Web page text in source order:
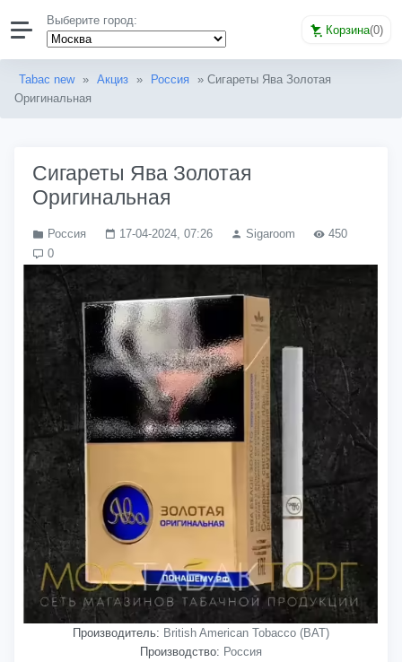
Выберите город:
Корзина(0)
Tabac new » Акциз » Россия
» Сигареты Ява Золотая
Оригинальная
Сигареты Ява Золотая
Оригинальная
Россия 17-04-2024, 07:26 Sigaroom
450
0
Производитель: British American Tobacco (BAT)
Производство: Россия